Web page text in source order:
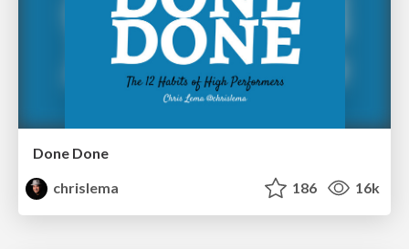
Done Done
chrislema
186 16k